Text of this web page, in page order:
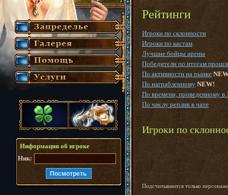
Рейтинги
Игроки по склонности
Игроки по кастам
Лучшие бойцы арены
Победители по итогам
По активности на рынке
По награбленному NEW!
По времени, проведенному в
По числу реплик в чате
Игроки по
Подсчитываются только
Информация об игроке
Ник: